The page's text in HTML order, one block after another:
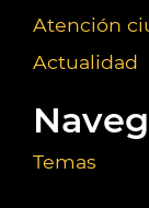
Atención
Actualidad
Temas